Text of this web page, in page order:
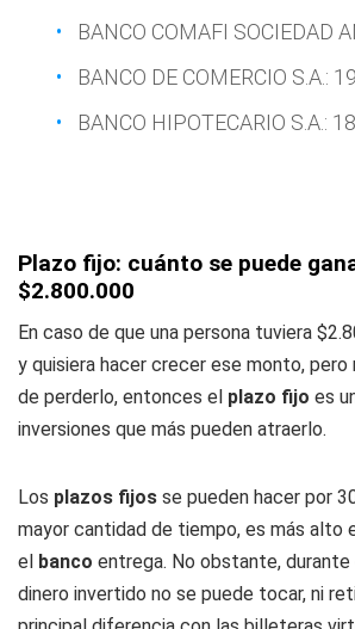
BANCO COMAFI SOCIEDAD
BANCO DE COMERCIO S.A.:
BANCO HIPOTECARIO S.A.:
Plazo fijo: cuánto se puede
$2.800.000
En caso de que una persona tuviera
y quisiera hacer crecer ese monto, pero
de perderlo, entonces el plazo fijo es
inversiones que más pueden atraerlo.
Los plazos fijos se pueden hacer por
mayor cantidad de tiempo, es más alto
el banco entrega. No obstante,
dinero invertido no se puede tocar, ni